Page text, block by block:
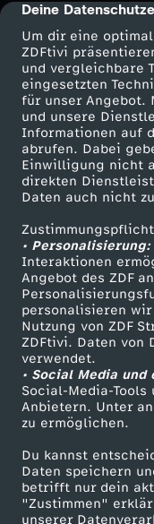
cmp-dialog-
Deine
Um dir eine
ZDFtivi
und vergleichbare
eingesetzten
für unser Angebot.
und unsere
Informationen auf
abrufen. Dabei
Einwilligung nicht
direkten
Daten auch nicht
• Personalisierung:
Interaktionen
Angebot des ZDF
personalisieren
Nutzung von ZDF
ZDFtivi. Daten von
verwendet.
• Social Media
Social-Media-Tools
Anbietern. Unter
zu ermöglichen.
Du kannst
Daten speichern
betrifft nur dein
"Zustimmen"
unserer
t
e
-
i
n
D
e
u
t
s
c
h
Mehr ZDF
ZDF-Apps
Smart TV
ZDFtext
Livestreams
Sendungen A-Z
TV-Programm
ZDF Unternehmen
Karriere
ZDF goes Schule
Werbefernsehen